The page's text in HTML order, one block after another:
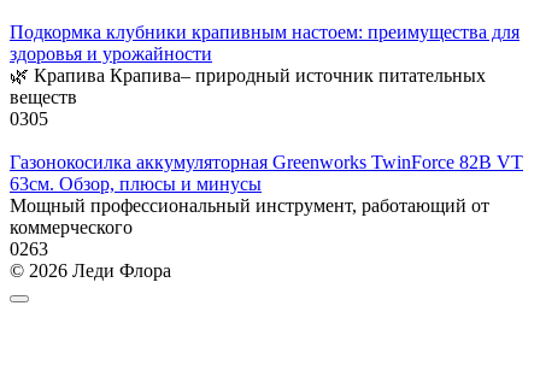
Подкормка клубники крапивным настоем: преимущества для
здоровья и урожайности
🌿 Крапива Крапива– природный источник питательных
веществ
0305
Газонокосилка аккумуляторная Greenworks TwinForce 82В VT
63см. Обзор, плюсы и минусы
Мощный профессиональный инструмент, работающий от
коммерческого
0263
© 2026 Леди Флора